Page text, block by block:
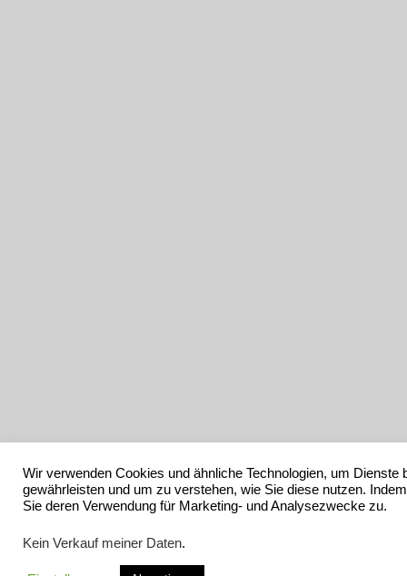
Wir verwenden Cookies und ähnliche Technologien, um
gewährleisten und um zu verstehen, wie Sie diese nutzen.
Sie deren Verwendung für Marketing- und Analysezwecke zu.
Kein Verkauf meiner Daten.